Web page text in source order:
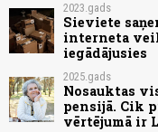
2023.gads
Sieviete
interneta
iegādājusies
2025.gads
Nosauktas
pensijā. Cik
vērtējumā ir